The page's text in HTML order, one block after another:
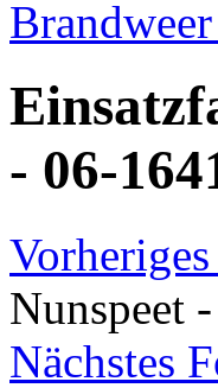
- 06-
Nunspeet
Nächstes